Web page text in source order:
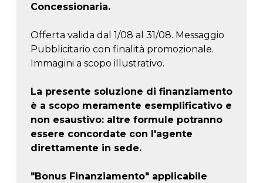
Concessionaria.
Offerta valida dal 1/08 al 31/08. Messaggio
Pubblicitario con finalità promozionale.
Immagini a scopo illustrativo.
La presente soluzione di finanziamento
è a scopo meramente esemplificativo e
non esaustivo: altre formule potranno
essere concordate con l'agente
direttamente in sede.
"Bonus Finanziamento" applicabile